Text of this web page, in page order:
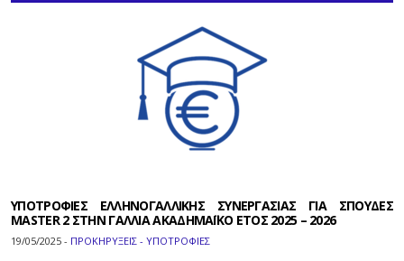
ΥΠΟΤΡΟΦΙΕΣ ΕΛΛΗΝΟΓΑΛΛΙΚΗΣ ΣΥΝΕΡΓΑΣΙΑΣ ΓΙΑ ΣΠΟΥΔΕΣ
MASTER 2 ΣΤΗΝ ΓΑΛΛΙΑ ΑΚΑΔΗΜΑΪΚΟ ΕΤΟΣ 2025 – 2026
19/05/2025 - ΠΡΟΚΗΡΥΞΕΙΣ - ΥΠΟΤΡΟΦΙΕΣ